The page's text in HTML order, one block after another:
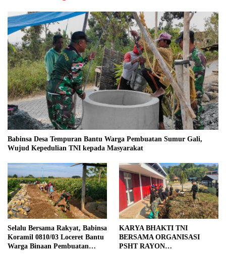
Babinsa Desa Tempuran Bantu Warga Pembuatan Sumur Gali,
Wujud Kepedulian TNI kepada Masyarakat
Selalu Bersama Rakyat, Babinsa
Koramil 0810/03 Loceret Bantu
Warga Binaan Pembuatan
KARYA BHAKTI TNI
BERSAMA ORGANISASI
PSHT RAYON